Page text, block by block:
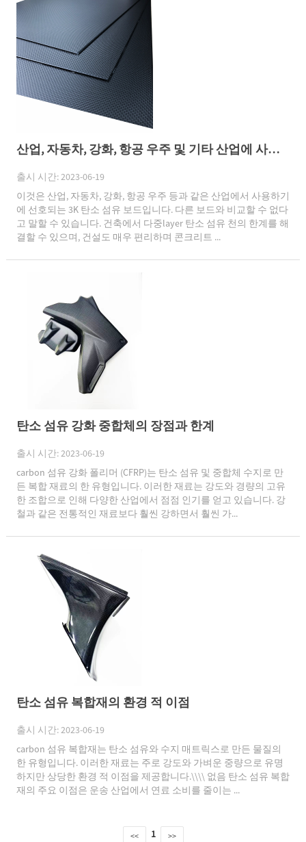
산업, 자동차, 강화, 항공 우주 및 기타 산업에 사용하기 위해 선호되는 3K 탄소 섬유 보드입니다.
출시 시간: 2023-06-19
이것은 산업, 자동차, 강화, 항공 우주 등과 같은 산업에서 사용하기
에 선호되는 3K 탄소 섬유 보드입니다. 다른 보드와 비교할 수 없다
고 말할 수 있습니다. 건축에서 다중layer 탄소 섬유 천의 한계를 해
결할 수 있으며, 건설도 매우 편리하며 콘크리트 ...
탄소 섬유 강화 중합체의 장점과 한계
출시 시간: 2023-06-19
carbon 섬유 강화 폴리머 (CFRP)는 탄소 섬유 및 중합체 수지로 만
든 복합 재료의 한 유형입니다. 이러한 재료는 강도와 경량의 고유
한 조합으로 인해 다양한 산업에서 점점 인기를 얻고 있습니다. 강
철과 같은 전통적인 재료보다 훨씬 강하면서 훨씬 가...
탄소 섬유 복합재의 환경 적 이점
출시 시간: 2023-06-19
carbon 섬유 복합재는 탄소 섬유와 수지 매트릭스로 만든 물질의
한 유형입니다. 이러한 재료는 주로 강도와 가벼운 중량으로 유명
하지만 상당한 환경 적 이점을 제공합니다.\\\\ 없음 탄소 섬유 복합
재의 주요 이점은 운송 산업에서 연료 소비를 줄이는 ...
<< 1 >>